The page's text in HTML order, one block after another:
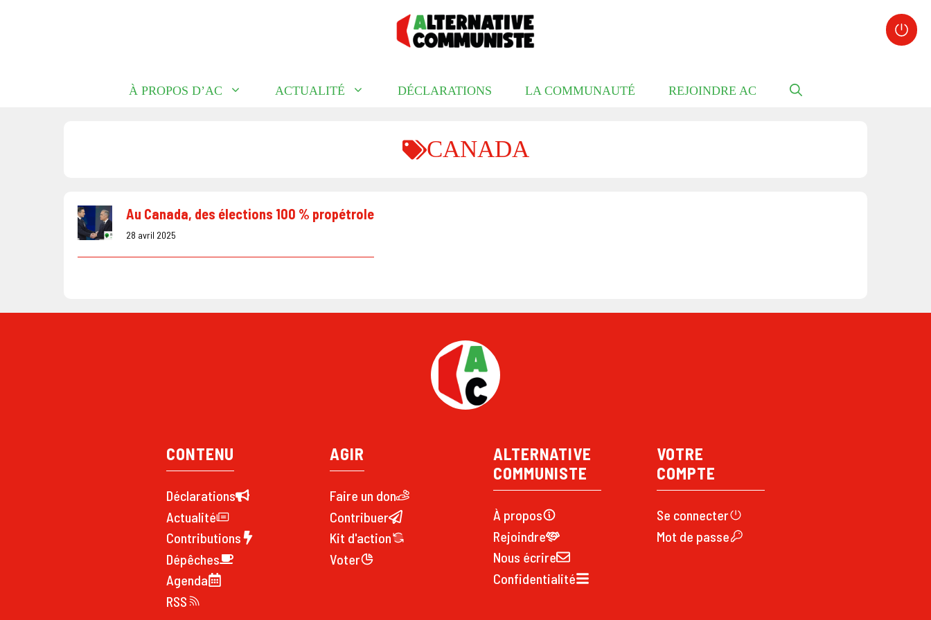
À PROPOS D’AC ACTUALITÉ DÉCLARATIONS LA COMMUNAUTÉ REJOINDRE AC
CANADA
Au Canada, des élections 100 % propétrole
28 avril 2025
CONTENU
Déclarations
Actualité
Contributions
Dépêches
Agenda
RSS
AGIR
Faire un don
Contribuer
Kit d'action
Voter
ALTERNATIVE
COMMUNISTE
À propos
Rejoindre
Nous écrire
Confidentialité
VOTRE
COMPTE
Se connecter
Mot de passe